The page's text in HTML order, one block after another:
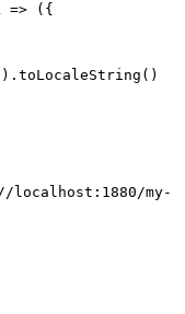
=> ({
toLocaleString ()
localhost:1880/my-